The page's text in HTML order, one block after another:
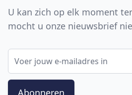
U kan zich op elk moment
mocht u onze nieuwsbrief
E-mail adres
Abonneren